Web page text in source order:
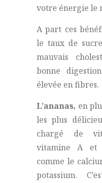
votre énergie le
A part ces
le taux de
mauvais
bonne
élevée en fibres.
L’ananas, en
les plus
chargé de
vitamine A et
comme le
potassium.